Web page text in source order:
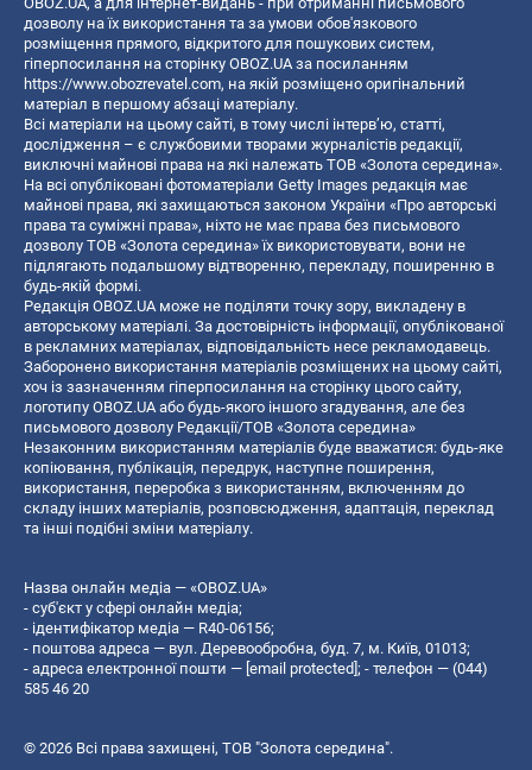
дозволу на їх використання та за умови обов'язкового
розміщення прямого, відкритого для пошукових систем,
гіперпосилання на сторінку OBOZ.UA за посиланням
https://www.obozrevatel.com, на якій розміщено оригінальний
матеріал в першому абзаці матеріалу.
Всі матеріали на цьому сайті, в тому числі інтерв’ю, статті,
дослідження – є службовими творами журналістів редакції,
виключні майнові права на які належать ТОВ «Золота середина».
На всі опубліковані фотоматеріали Getty Images редакція має
майнові права, які захищаються законом України «Про авторські
права та суміжні права», ніхто не має права без письмового
дозволу ТОВ «Золота середина» їх використовувати, вони не
підлягають подальшому відтворенню, перекладу, поширенню в
будь-якій формі.
Редакція OBOZ.UA може не поділяти точку зору, викладену в
авторському матеріалі. За достовірність інформації, опублікованої
в рекламних матеріалах, відповідальність несе рекламодавець.
Заборонено використання матеріалів розміщених на цьому сайті,
хоч із зазначенням гіперпосилання на сторінку цього сайту,
логотипу OBOZ.UA або будь-якого іншого згадування, але без
письмового дозволу Редакції/ТОВ «Золота середина»
Незаконним використанням матеріалів буде вважатися: будь-яке
копiювання, публiкацiя, передрук, наступне поширення,
використання, переробка з використанням, включенням до
складу інших матеріалів, розповсюдження, адаптація, переклад
та інші подібні зміни матеріалу.
Назва онлайн медіа — «OBOZ.UA»
- суб'єкт у сфері онлайн медіа;
- ідентифікатор медіа — R40-06156;
- поштова адреса — вул. Деревообробна, буд. 7, м. Київ, 01013;
- адреса електронної пошти — [email protected]; - телефон — (044)
585 46 20
© 2026 Всі права захищені, ТОВ "Золота середина".